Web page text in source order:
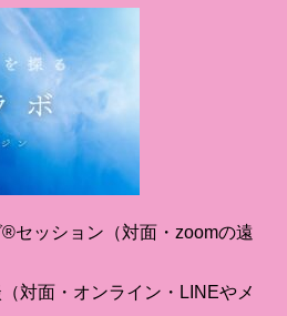
®セッション（対面・zoomの遠
対面・オンライン・LINEやメ